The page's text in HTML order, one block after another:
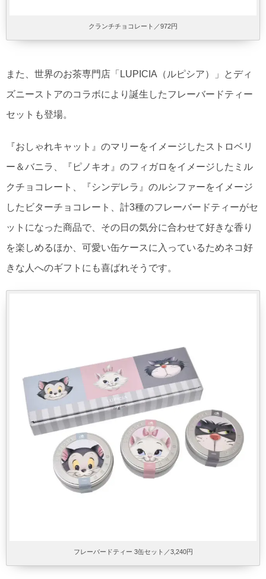
クランチチョコレート／972円
また、世界のお茶専門店「LUPICIA（ルピシア）」とディ
ズニーストアのコラボにより誕生したフレーバードティー
セットも登場。
『おしゃれキャット』のマリーをイメージしたストロベリ
ー＆バニラ、『ピノキオ』のフィガロをイメージしたミル
クチョコレート、『シンデレラ』のルシファーをイメージ
したビターチョコレート、計3種のフレーバードティーがセ
ットになった商品で、その日の気分に合わせて好きな香り
を楽しめるほか、可愛い缶ケースに入っているためネコ好
きな人へのギフトにも喜ばれそうです。
フレーバードティー 3缶セット／3,240円